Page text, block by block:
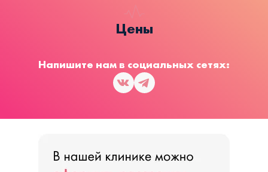
Цены
Напишите нам в социальных сетях: